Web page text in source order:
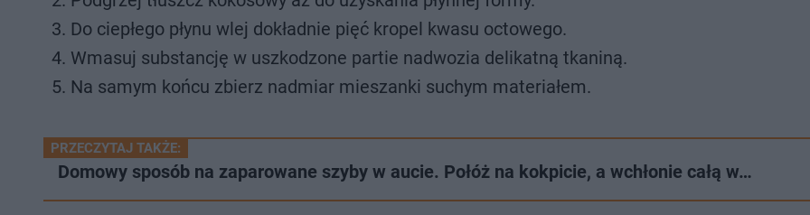
Do ciepłego płynu wlej dokładnie pięć kropel kwasu octowego.
Wmasuj substancję w uszkodzone partie nadwozia delikatną tkaniną.
Na samym końcu zbierz nadmiar mieszanki suchym materiałem.
PRZECZYTAJ TAKŻE:
Domowy sposób na zaparowane szyby w aucie. Połóż na kokpicie, a wchłonie całą w…